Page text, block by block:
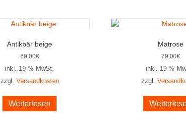
Antikbär beige
69,00€
inkl. 19 % MwSt.
zzgl. Versandkosten
Weiterlesen
Matrose
79,00€
inkl. 19 %
zzgl.